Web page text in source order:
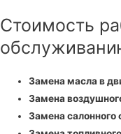
Стоимость
Замена масла в
Замена
Замена салонного